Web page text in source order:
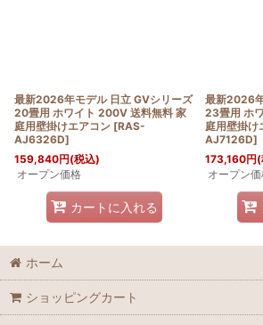
最新2026年モデル 日立 GVシリーズ
20畳用 ホワイト 200V 送料無料 家
庭用壁掛けエアコン [RAS-
AJ6326D]
159,840円(税込)
オープン価格
カートに入れる
最新2026
23畳用 ホ
庭用壁掛け
AJ7126D]
173,160円
オープン
ホーム
ショッピングカート